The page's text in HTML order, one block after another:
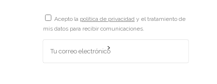
Acepto la política de privacidad y el tratamiento de
mis datos para recibir comunicaciones.